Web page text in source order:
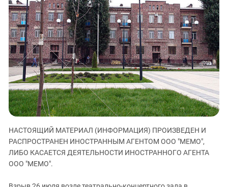
ЗАСТАВЛЯЕТ
КАВКАЗ ЗА ПАЛЕСТИНУ
ИНАКОМЫСЛИЕ В ЧЕЧНЕ
ПРЕСЛЕДОВАНИЕ АКТИВИСТОВ
МОБИЛИЗАЦИЯ И ПРОТЕСТЫ
Дагестан
Ингушетия
Кабардино-Балкария
Калмыкия
Карачаево-Черкесия
Краснодарский край
Нагорный Карабах
Российская Федерация
Ростовская область
Северная Осетия - Алания
СКФО
НАСТОЯЩИЙ МАТЕРИАЛ (ИНФОРМАЦИЯ) ПРОИЗВЕДЕН И
РАСПРОСТРАНЕН ИНОСТРАННЫМ АГЕНТОМ ООО "МЕМО",
ЛИБО КАСАЕТСЯ ДЕЯТЕЛЬНОСТИ ИНОСТРАННОГО АГЕНТА
ООО "МЕМО".